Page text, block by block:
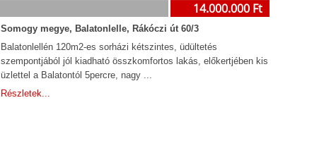
14.000.000 Ft
Somogy megye, Balatonlelle, Rákóczi út 60/3
Balatonlellén 120m2-es sorházi kétszintes, üdültetés
szempontjából jól kiadható összkomfortos lakás, előkertjében kis
üzlettel a Balatontól 5percre, nagy ...
Részletek...